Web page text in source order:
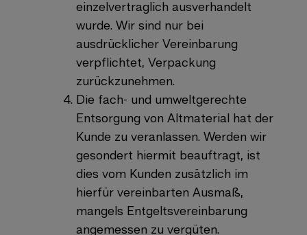
einzelvertraglich ausverhandelt
wurde.Wir sind nur bei
ausdrücklicher Vereinbarung
verpflichtet, Verpackung
zurückzunehmen.
Die fach- und umweltgerechte
Entsorgung von Altmaterial hat der
Kunde zu veranlassen. Werden wir
gesondert hiermit beauftragt, ist
dies vom Kunden zusätzlich im
hierfür vereinbarten Ausmaß,
mangels Entgeltsvereinbarung
angemessen zu vergüten.